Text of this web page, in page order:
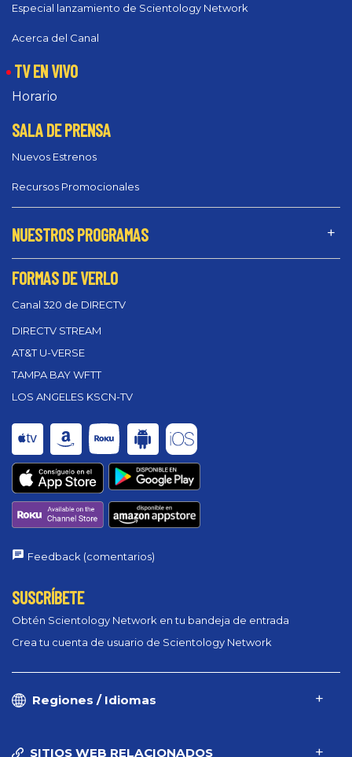
Especial lanzamiento de Scientology Network
Acerca del Canal
TV EN VIVO
Horario
SALA DE PRENSA
Nuevos Estrenos
Recursos Promocionales
NUESTROS PROGRAMAS
FORMAS DE VERLO
Canal 320 de DIRECTV
DIRECTV STREAM
AT&T U-VERSE
TAMPA BAY WFTT
LOS ANGELES KSCN-TV
Feedback (comentarios)
SUSCRÍBETE
Obtén Scientology Network en tu bandeja de entrada
Crea tu cuenta de usuario de Scientology Network
Regiones / Idiomas
SITIOS WEB RELACIONADOS